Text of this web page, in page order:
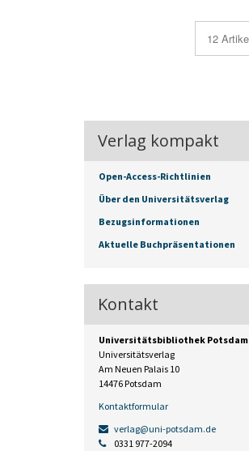
Verlag kompakt
Open-Access-Richtlinien
Über den Universitätsverlag
Bezugsinformationen
Aktuelle Buchpräsentationen
Kontakt
Universitätsbibliothek Potsdam
Universitätsverlag
Am Neuen Palais 10
14476 Potsdam
Kontaktformular
verlag@uni-potsdam.de
0331 977-2094